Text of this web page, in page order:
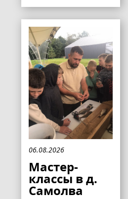
06.08.2026
Мастер-
классы в д.
Самолва